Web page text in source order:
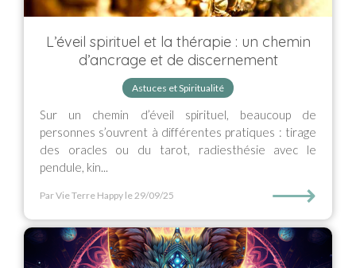
L’éveil spirituel et la thérapie : un chemin
d’ancrage et de discernement
Astuces et Spiritualité
Sur un chemin d’éveil spirituel, beaucoup de
personnes s’ouvrent à différentes pratiques : tirage
des oracles ou du tarot, radiesthésie avec le
pendule, kin...
Par Vie Terre Happy le 29/09/25 ⟶